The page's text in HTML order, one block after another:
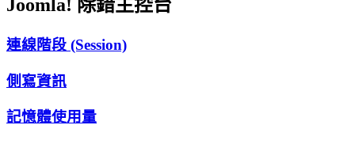
Joomla! 除錯主控台
連線階段 (Session)
側寫資訊
記憶體使用量